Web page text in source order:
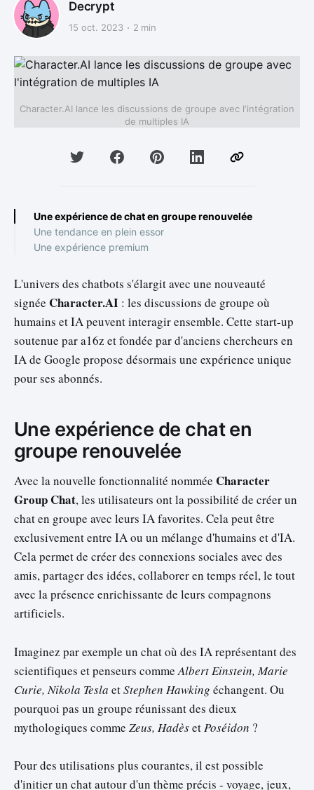
Decrypt
15 oct. 2023 2 min
Character.AI lance les discussions de groupe avec l'intégration
de multiples IA
Une expérience de chat en groupe renouvelée
Une tendance en plein essor
Une expérience premium
L'univers des chatbots s'élargit avec une nouveauté
signée Character.AI : les discussions de groupe où
humains et IA peuvent interagir ensemble. Cette start-up
soutenue par a16z et fondée par d'anciens chercheurs en
IA de Google propose désormais une expérience unique
pour ses abonnés.
Une expérience de chat en
groupe renouvelée
Avec la nouvelle fonctionnalité nommée Character
Group Chat, les utilisateurs ont la possibilité de créer un
chat en groupe avec leurs IA favorites. Cela peut être
exclusivement entre IA ou un mélange d'humains et d'IA.
Cela permet de créer des connexions sociales avec des
amis, partager des idées, collaborer en temps réel, le tout
avec la présence enrichissante de leurs compagnons
artificiels.
Imaginez par exemple un chat où des IA représentant des
scientifiques et penseurs comme Albert Einstein, Marie
Curie, Nikola Tesla etStephen Hawking échangent. Ou
pourquoi pas un groupe réunissant des dieux
mythologiques comme Zeus, Hadèset Poséidon ?
Pour des utilisations plus courantes, il est possible
d'initier un chat autour d'un thème précis - voyage, jeux,